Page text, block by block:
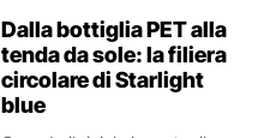
Dalla bottiglia PET alla
tenda da sole: la filiera
circolare di Starlight
blue